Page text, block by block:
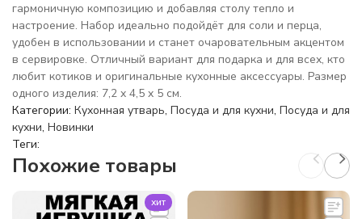
гармоничную композицию и добавляя столу тепло и
настроение. Набор идеально подойдёт для соли и перца,
удобен в использовании и станет очаровательным акцентом
в сервировке. Отличный вариант для подарка и для всех, кто
любит котиков и оригинальные кухонные аксессуары. Размер
одного изделия: 7,2 x 4,5 x 5 см.
Категории: Кухонная утварь, Посуда и для кухни, Посуда и для
кухни, Новинки
Теги:
Похожие товары
хит